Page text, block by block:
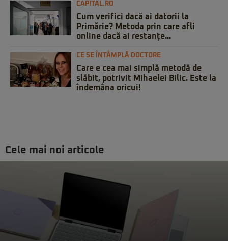
CAPITAL.RO
Cum verifici dacă ai datorii la
Primărie? Metoda prin care afli
online dacă ai restanțe...
CE SE ÎNTÂMPLĂ DOCTORE
Care e cea mai simplă metodă de
slăbit, potrivit Mihaelei Bilic. Este la
îndemâna oricui!
Cele mai noi articole